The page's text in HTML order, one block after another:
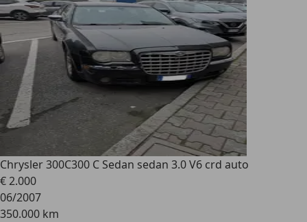
Chrysler 300C300 C Sedan sedan 3.0 V6 crd auto
€ 2.000
06/2007
350.000 km